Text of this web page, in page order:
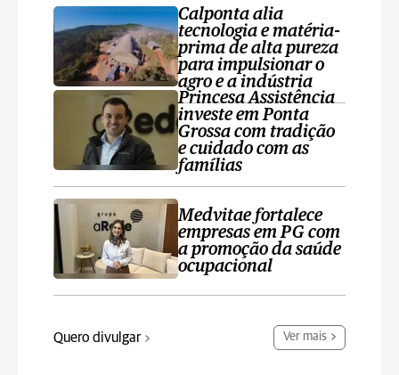
Calponta alia
tecnologia e matéria-
prima de alta pureza
para impulsionar o
agro e a indústria
Princesa Assistência
investe em Ponta
Grossa com tradição
e cuidado com as
famílias
Medvitae fortalece
empresas em PG com
a promoção da saúde
ocupacional
Quero divulgar Ver mais